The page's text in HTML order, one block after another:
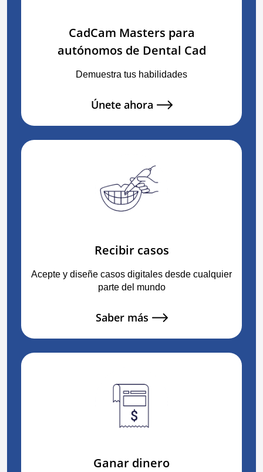
CadCam Masters para
autónomos de Dental Cad
Demuestra tus habilidades
Únete ahora
Recibir casos
Acepte y diseñe casos digitales desde cualquier
parte del mundo
Saber más
Ganar dinero